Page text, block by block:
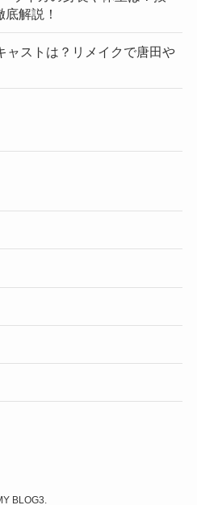
解説！
ャストは？リメイクで唐田や
BLOG3.